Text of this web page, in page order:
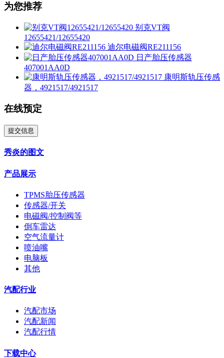
为您推荐
别克VT阀
12655421/12655420
迪尔电磁阀RE211156
日产胎压传感器
407001AA0D
康明斯轨压传感
器，4921517/4921517
在线预定
提交信息
秀炎的图文
产品展示
TPMS胎压传感器
传感器/开关
电磁阀/控制阀等
倒车雷达
空气流量计
喷油嘴
电脑板
其他
汽配行业
汽配市场
汽配新闻
汽配行情
下载中心